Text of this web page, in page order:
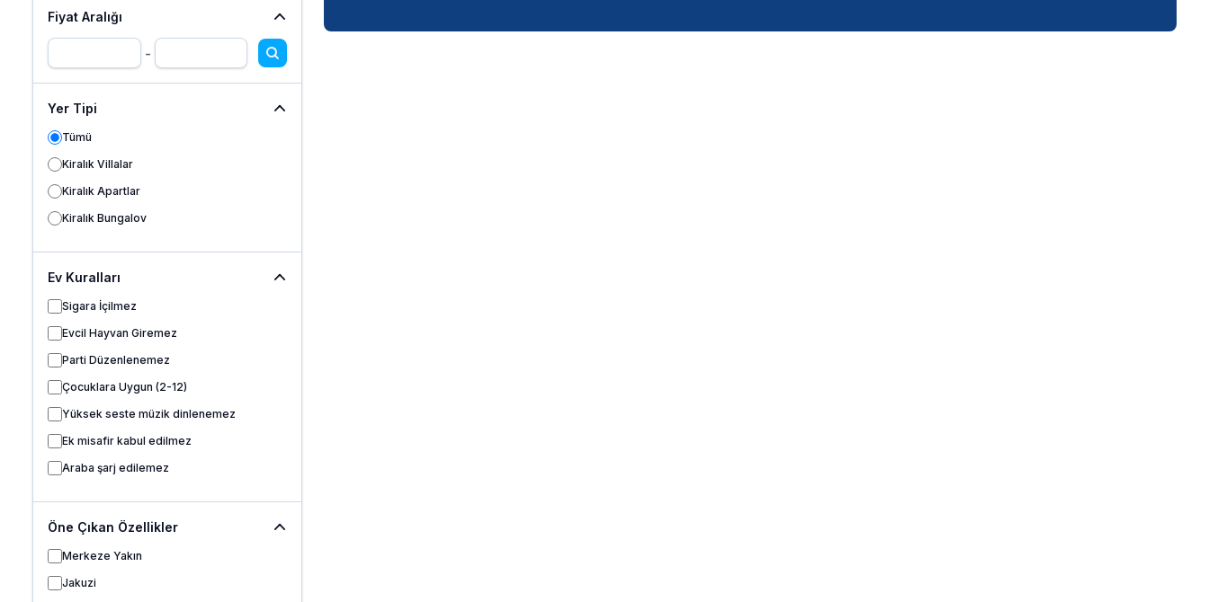
Fiyat Aralığı
-
Yer Tipi
Tümü
Kiralık Villalar
Kiralık Apartlar
Kiralık Bungalov
Ev Kuralları
Sigara İçilmez
Evcil Hayvan Giremez
Parti Düzenlenemez
Çocuklara Uygun (2-12)
Yüksek seste müzik dinlenemez
Ek misafir kabul edilmez
Araba şarj edilemez
Öne Çıkan Özellikler
Merkeze Yakın
Jakuzi